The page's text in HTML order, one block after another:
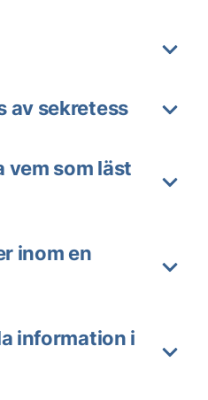
av sekretess
vem som läst
inom en
information i